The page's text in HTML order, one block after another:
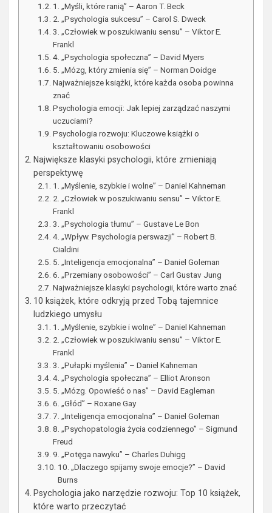
1. „Myśli, które ranią” – Aaron T. Beck
2. „Psychologia sukcesu” – Carol S. Dweck
3. „Człowiek w poszukiwaniu sensu” – Viktor E.
Frankl
4. „Psychologia społeczna” – David Myers
5. „Mózg, który zmienia się” – Norman Doidge
Najważniejsze książki, które każda osoba powinna
znać
Psychologia emocji: Jak lepiej zarządzać naszymi
uczuciami?
Psychologia rozwoju: Kluczowe książki o
kształtowaniu osobowości
Największe klasyki psychologii, które zmieniają
perspektywę
1. „Myślenie, szybkie i wolne” – Daniel Kahneman
2. „Człowiek w poszukiwaniu sensu” – Viktor E.
Frankl
3. „Psychologia tłumu” – Gustave Le Bon
4. „Wpływ. Psychologia perswazji” – Robert B.
Cialdini
5. „Inteligencja emocjonalna” – Daniel Goleman
6. „Przemiany osobowości” – Carl Gustav Jung
Najważniejsze klasyki psychologii, które warto znać
10 książek, które odkryją przed Tobą tajemnice
ludzkiego umysłu
1. „Myślenie, szybkie i wolne” – Daniel Kahneman
2. „Człowiek w poszukiwaniu sensu” – Viktor E.
Frankl
3. „Pułapki myślenia” – Daniel Kahneman
4. „Psychologia społeczna” – Elliot Aronson
5. „Mózg. Opowieść o nas” – David Eagleman
6. „Głód” – Roxane Gay
7. „Inteligencja emocjonalna” – Daniel Goleman
8. „Psychopatologia życia codziennego” – Sigmund
Freud
9. „Potęga nawyku” – Charles Duhigg
10. „Dlaczego spijamy swoje emocje?” – David
Burns
Psychologia jako narzędzie rozwoju: Top 10 książek,
które warto przeczytać